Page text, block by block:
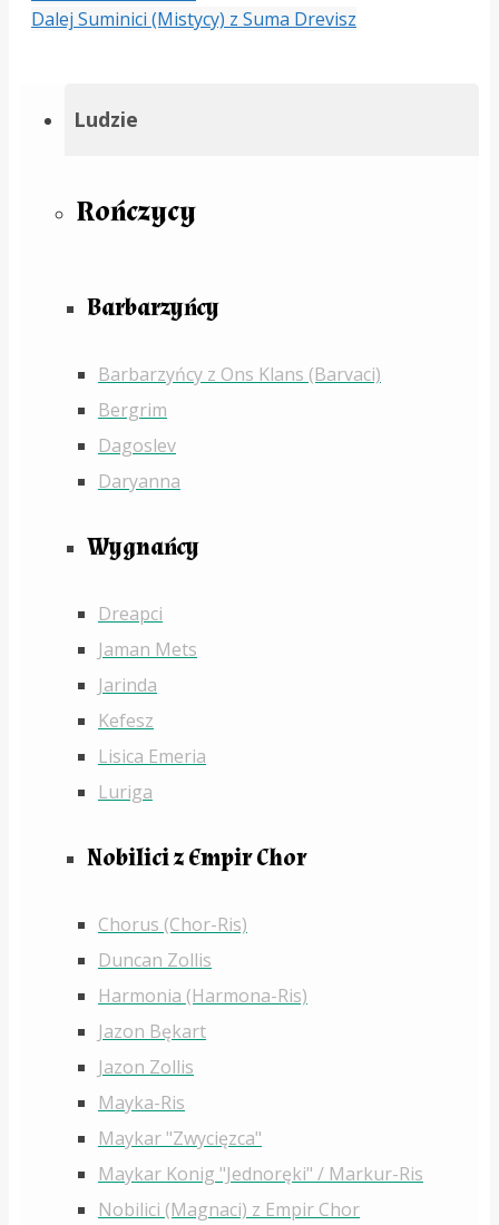
Ludzie
Rończycy
Barbarzyńcy
Barbarzyńcy z Ons Klans (Barvaci)
Bergrim
Dagoslev
Daryanna
Wygnańcy
Dreapci
Jaman Mets
Jarinda
Kefesz
Lisica Emeria
Luriga
Nobilici z Empir Chor
Chorus (Chor-Ris)
Duncan Zollis
Harmonia (Harmona-Ris)
Jazon Bękart
Jazon Zollis
Mayka-Ris
Maykar "Zwycięzca"
Maykar Konig "Jednoręki" / Markur-Ris
Nobilici (Magnaci) z Empir Chor
Dalej Suminici (Mistycy) z Suma Drevisz